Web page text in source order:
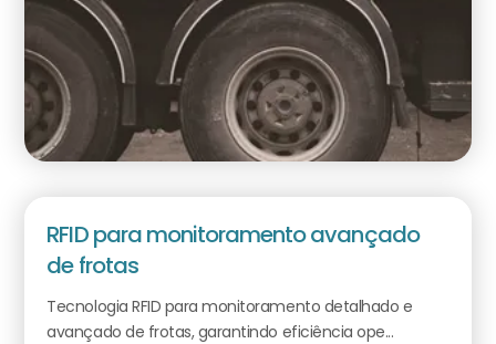
RFID para monitoramento avançado
de frotas
Tecnologia RFID para monitoramento detalhado e
avançado de frotas, garantindo eficiência ope...